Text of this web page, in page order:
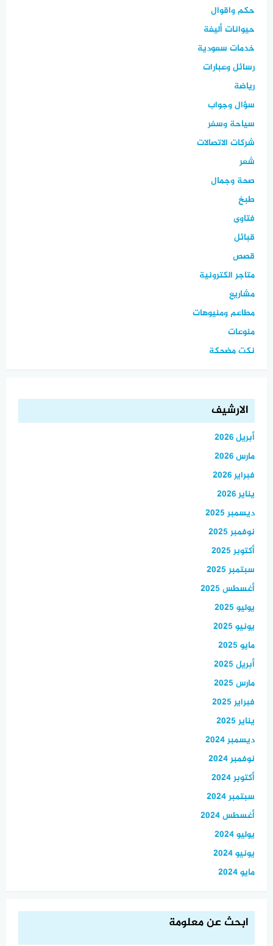
حكم واقوال
حيوانات أليفة
خدمات سعودية
رسائل وعبارات
رياضة
سؤال وجواب
سياحة وسفر
شركات الاتصالات
شعر
صحة وجمال
طبخ
فتاوى
قبائل
قصص
متاجر الكترونية
مشاريع
مطاعم ومنيوهات
منوعات
نكت مضحكة
الارشيف
أبريل 2026
مارس 2026
فبراير 2026
يناير 2026
ديسمبر 2025
نوفمبر 2025
أكتوبر 2025
سبتمبر 2025
أغسطس 2025
يوليو 2025
يونيو 2025
مايو 2025
أبريل 2025
مارس 2025
فبراير 2025
يناير 2025
ديسمبر 2024
نوفمبر 2024
أكتوبر 2024
سبتمبر 2024
أغسطس 2024
يوليو 2024
يونيو 2024
مايو 2024
ابحث عن معلومة